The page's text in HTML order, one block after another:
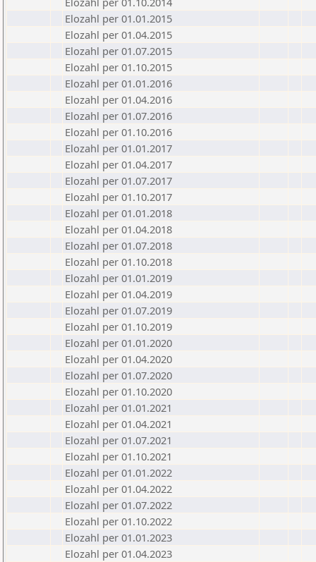
Elozahl per 01.01.2015
Elozahl per 01.04.2015
Elozahl per 01.07.2015
Elozahl per 01.10.2015
Elozahl per 01.01.2016
Elozahl per 01.04.2016
Elozahl per 01.07.2016
Elozahl per 01.10.2016
Elozahl per 01.01.2017
Elozahl per 01.04.2017
Elozahl per 01.07.2017
Elozahl per 01.10.2017
Elozahl per 01.01.2018
Elozahl per 01.04.2018
Elozahl per 01.07.2018
Elozahl per 01.10.2018
Elozahl per 01.01.2019
Elozahl per 01.04.2019
Elozahl per 01.07.2019
Elozahl per 01.10.2019
Elozahl per 01.01.2020
Elozahl per 01.04.2020
Elozahl per 01.07.2020
Elozahl per 01.10.2020
Elozahl per 01.01.2021
Elozahl per 01.04.2021
Elozahl per 01.07.2021
Elozahl per 01.10.2021
Elozahl per 01.01.2022
Elozahl per 01.04.2022
Elozahl per 01.07.2022
Elozahl per 01.10.2022
Elozahl per 01.01.2023
Elozahl per 01.04.2023